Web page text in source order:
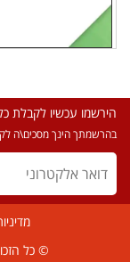
הירשמו עכשיו לקבלת
בהרשמתך הינך מסכים\ה
© כל